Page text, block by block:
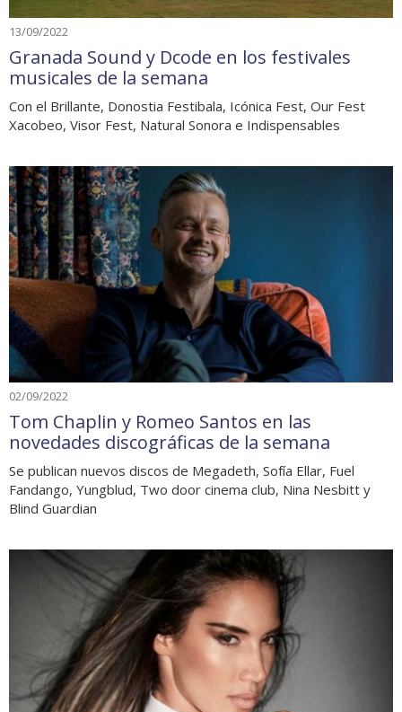
13/09/2022
Granada Sound y Dcode en los festivales
musicales de la semana
Con el Brillante, Donostia Festibala, Icónica Fest, Our Fest
Xacobeo, Visor Fest, Natural Sonora e Indispensables
02/09/2022
Tom Chaplin y Romeo Santos en las
novedades discográficas de la semana
Se publican nuevos discos de Megadeth, Sofía Ellar, Fuel
Fandango, Yungblud, Two door cinema club, Nina Nesbitt y
Blind Guardian